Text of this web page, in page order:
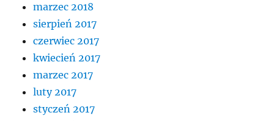
marzec 2018
sierpień 2017
czerwiec 2017
kwiecień 2017
marzec 2017
luty 2017
styczeń 2017